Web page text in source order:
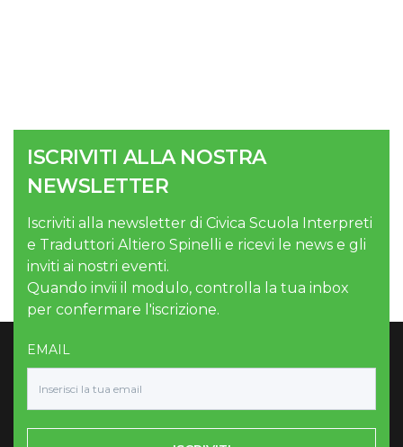
ISCRIVITI ALLA NOSTRA
NEWSLETTER
Iscriviti alla newsletter di Civica Scuola Interpreti
e Traduttori Altiero Spinelli e ricevi le news e gli
inviti ai nostri eventi.
Quando invii il modulo, controlla la tua inbox
per confermare l'iscrizione.
EMAIL